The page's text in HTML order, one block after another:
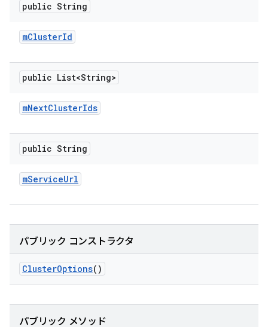
public String
mClusterId
public List<String>
mNextClusterIds
public String
mServiceUrl
パブリック コンストラクタ
ClusterOptions()
パブリック メソッド